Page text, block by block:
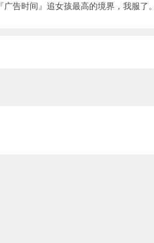
『广告时间』追女孩最高的境界，我服了